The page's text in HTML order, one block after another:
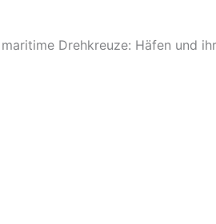
Drehkreuze: Häfen und